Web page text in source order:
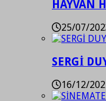
HAYVAN
25/07/
SERGİ
16/12/